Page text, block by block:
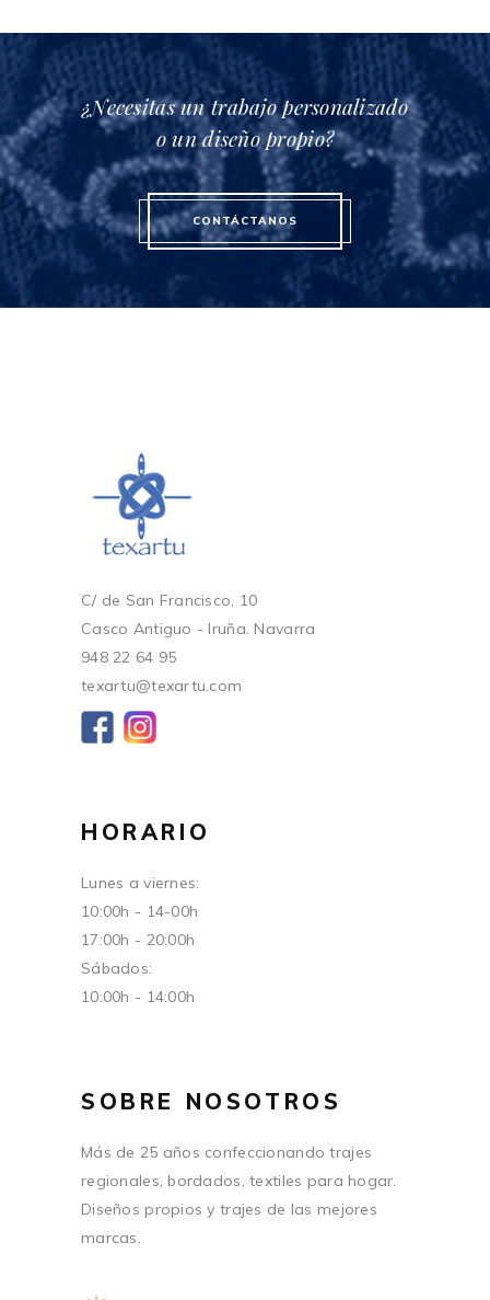
¿Necesitas un trabajo personalizado
o un diseño propio?
CONTÁCTANOS
C/ de San Francisco, 10
Casco Antiguo - Iruña. Navarra
948 22 64 95
texartu@texartu.com
HORARIO
Lunes a viernes:
10:00h - 14-00h
17:00h - 20:00h
Sábados:
10:00h - 14:00h
SOBRE NOSOTROS
Más de 25 años confeccionando trajes
regionales, bordados, textiles para hogar.
Diseños propios y trajes de las mejores
marcas.